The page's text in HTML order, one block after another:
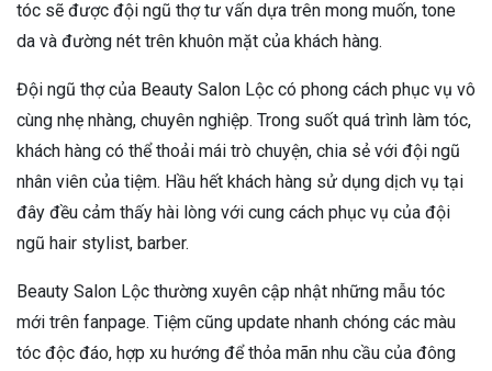
tóc sẽ được đội ngũ thợ tư vấn dựa trên mong muốn, tone
da và đường nét trên khuôn mặt của khách hàng.
Đội ngũ thợ của Beauty Salon Lộc có phong cách phục vụ vô
cùng nhẹ nhàng, chuyên nghiệp. Trong suốt quá trình làm tóc,
khách hàng có thể thoải mái trò chuyện, chia sẻ với đội ngũ
nhân viên của tiệm. Hầu hết khách hàng sử dụng dịch vụ tại
đây đều cảm thấy hài lòng với cung cách phục vụ của đội
ngũ hair stylist, barber.
Beauty Salon Lộc thường xuyên cập nhật những mẫu tóc
mới trên fanpage. Tiệm cũng update nhanh chóng các màu
tóc độc đáo, hợp xu hướng để thỏa mãn nhu cầu của đông